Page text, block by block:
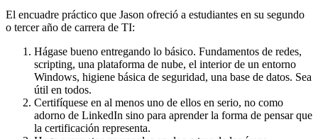
El encuadre práctico que Jason ofreció a estudiantes en su segundo
o tercer año de carrera de TI:
Hágase bueno entregando lo básico. Fundamentos de redes,
scripting, una plataforma de nube, el interior de un entorno
Windows, higiene básica de seguridad, una base de datos. Sea
útil en todos.
Certifíquese en al menos uno de ellos en serio, no como
adorno de LinkedIn sino para aprender la forma de pensar que
la certificación representa.